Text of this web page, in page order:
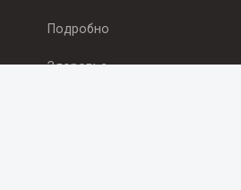
Подробно
Здоровье